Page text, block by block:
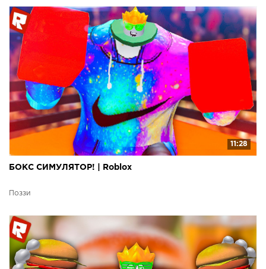
11:28
БОКС СИМУЛЯТОР! | Roblox
Поззи